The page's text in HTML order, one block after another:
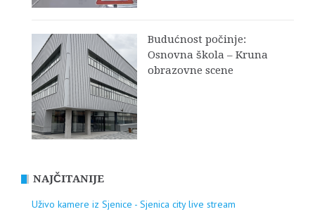
Budućnost počinje:
Osnovna škola – Kruna
obrazovne scene
NAJČITANIJE
Uživo kamere iz Sjenice - Sjenica city live stream